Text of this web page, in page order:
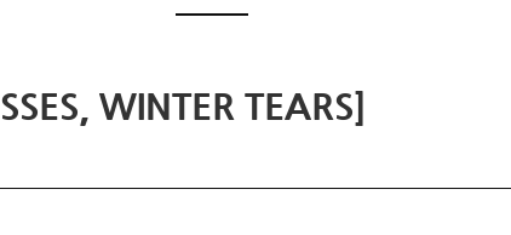
WINTER TEARS]